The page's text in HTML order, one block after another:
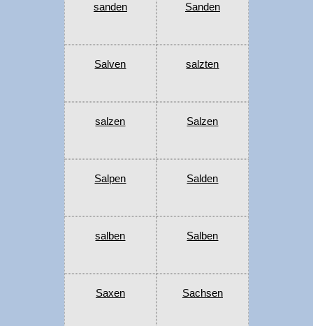
sanden Sanden
Salven salzten
salzen Salzen
Salpen Salden
salben Salben
Saxen Sachsen